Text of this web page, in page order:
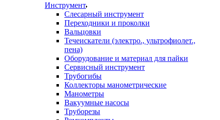
Инструмент
Слесарный инструмент
Переходники и проколки
Вальцовки
Течеискатели (электро., ультрофиолет.,
пена)
Оборудование и материал для пайки
Сервисный инструмент
Трубогибы
Коллекторы манометрические
Манометры
Вакуумные насосы
Труборезы